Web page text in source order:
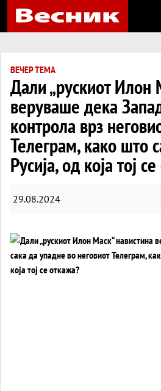
ВЕЧЕР ТЕМА
Дали „рускиот Илон
веруваше дека
контрола врз
Телеграм, како што
Русија, од која тој
29.08.2024